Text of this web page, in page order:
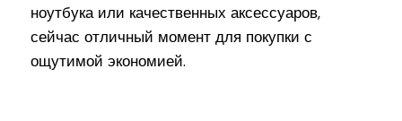
ноутбука или качественных аксессуаров,
сейчас отличный момент для покупки с
ощутимой экономией.